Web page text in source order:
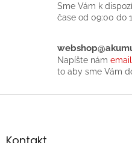
Sme Vám k
čase od 09:00 do
Napíšte nám email
to aby sme Vám
Z